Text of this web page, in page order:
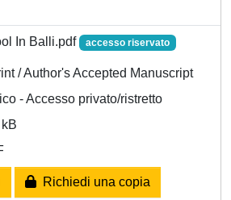
In Balli.pdf accesso riservato
/ Author's Accepted Manuscript
- Accesso privato/ristretto
Richiedi una copia